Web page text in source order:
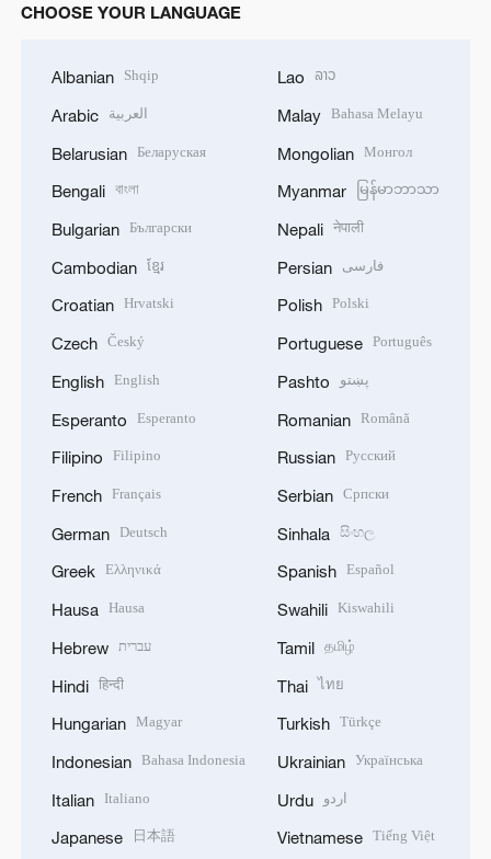
CHOOSE YOUR LANGUAGE
Albanian Shqip
Arabic العربية
Belarusian Беларуская
Bengali বাংলা
Bulgarian Български
Cambodian ខ្មែរ
Croatian Hrvatski
Czech Český
English English
Esperanto Esperanto
Filipino Filipino
French Français
German Deutsch
Greek Ελληνικά
Hausa Hausa
Hebrew עברית
Hindi हिन्दी
Hungarian Magyar
Indonesian Bahasa Indonesia
Italian Italiano
Japanese 日本語
Lao ລາວ
Malay Bahasa Melayu
Mongolian Монгол
Myanmar မြန်မာဘာသာ
Nepali नेपाली
Persian فارسی
Polish Polski
Portuguese Português
Pashto پښتو
Romanian Română
Russian Русский
Serbian Српски
Sinhala සිංහල
Spanish Español
Swahili Kiswahili
Tamil தமிழ்
Thai ไทย
Turkish Türkçe
Ukrainian Українська
Urdu اردو
Vietnamese Tiếng Việt